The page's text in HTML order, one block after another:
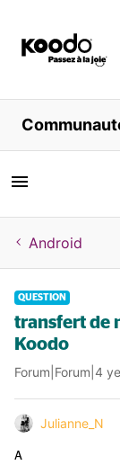
Magasiner
Libre service
Aide
Android
QUESTION
transfert de
Koodo
Forum|Forum|4
Julianne_N
A